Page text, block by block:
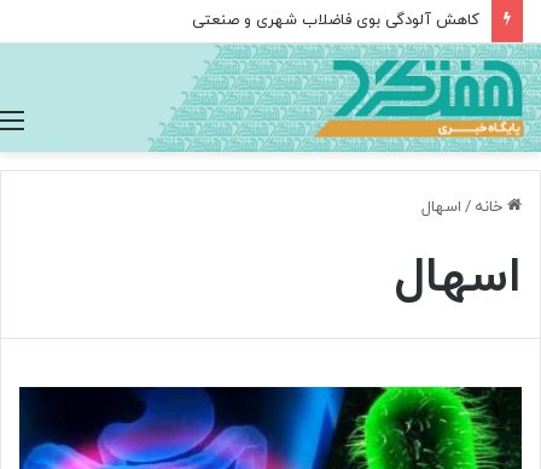
کاهش آلودگی بوی فاضلاب شهری و صنعتی
خانه / اسهال
اسهال